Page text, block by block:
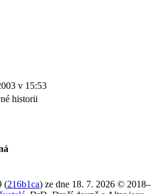
v 15:53
historii
(216b1ca) ze dne 18. 7. 2026 © 2018–